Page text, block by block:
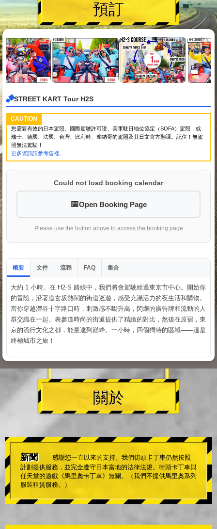
預訂
STREET KART Tour H2S
CAUTION
您需要有效的日本駕照、國際駕駛許可證、美軍駐日地位協定（SOFA）駕照，或
瑞士、德國、法國、台灣、比利時、摩納哥的駕照及其日文官方翻譯。記住！無駕
照無法駕駛！
更多資訊請參考這裡。
Could not load booking calendar
Open Booking Page
Please use the button above to access the booking page
概要 文件 流程 FAQ 集合
大約 1 小時。在 H2-S 路線中，我們將會駕駛經過東京市中心。開始你
的冒險，沿著道玄坂熱鬧的街道巡遊，感受充滿活力的夜生活和購物。
當你穿越澀谷十字路口時，刺激感不斷升高，閃爍的廣告牌和流動的人
群交織在一起。表參道時尚的街道提供了精緻的對比，然後在原宿，東
京的流行文化之都，能量達到巔峰。一小時，四個獨特的區域——這是
終極城市之旅！
關於
新聞
感謝您一直以來的支持。我們街頭卡丁車仍然按照
計劃提供服務，並完全遵守日本當地的法律法規。街頭卡丁車與
任天堂的遊戲《馬里奧卡丁車》無關。（我們不提供馬里奧系列
服裝租賃服務。）